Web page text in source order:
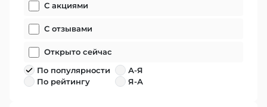
С акциями
С отзывами
Открыто сейчас
По популярности
По рейтингу
А-Я
Я-А